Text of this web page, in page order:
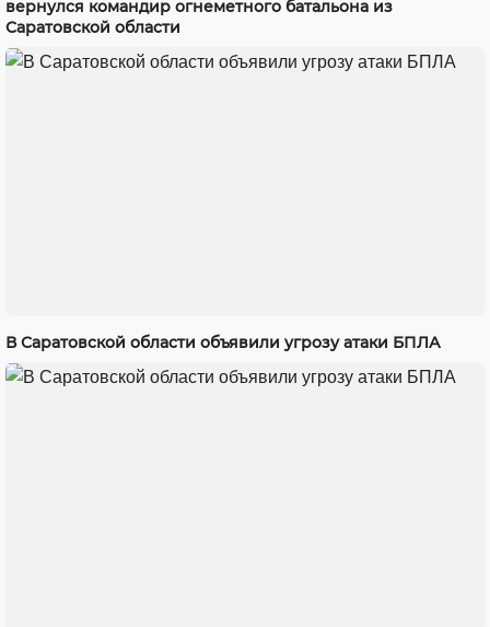
вернулся командир огнеметного батальона из
Саратовской области
В Саратовской области объявили угрозу атаки БПЛА